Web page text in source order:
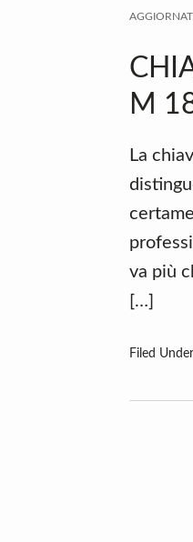
M
La
va più
[…]
Filed